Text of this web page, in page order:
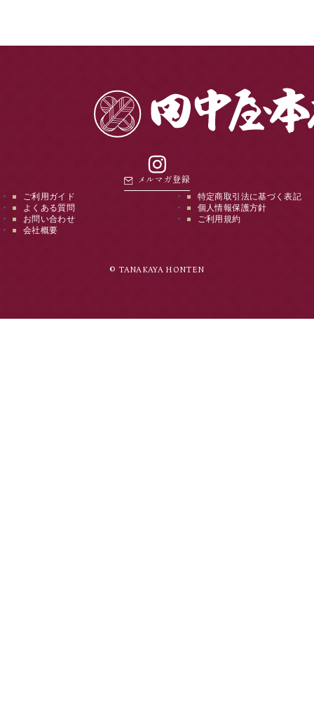
instagram
メルマガ登録
ご利用ガイド
よくある質問
お問い合わせ
会社概要
特定商取引法に基づく表記
個人情報保護方針
ご利用規約
© TANAKAYA HONTEN